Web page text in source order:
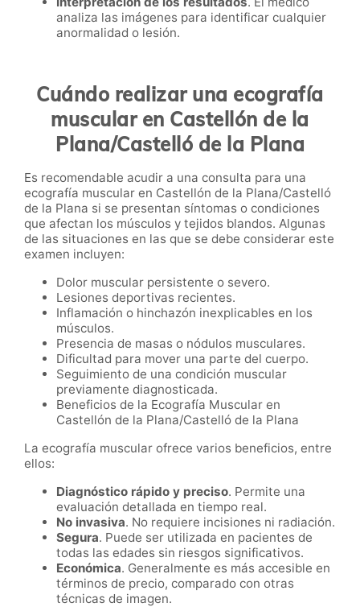
analiza las imágenes para identificar cualquier
anormalidad o lesión.
Cuándo realizar una ecografía
muscular en Castellón de la
Plana/Castelló de la Plana
Es recomendable acudir a una consulta para una
ecografía muscular en Castellón de la Plana/Castelló
de la Plana si se presentan síntomas o condiciones
que afectan los músculos y tejidos blandos. Algunas
de las situaciones en las que se debe considerar este
examen incluyen:
Dolor muscular persistente o severo.
Lesiones deportivas recientes.
Inflamación o hinchazón inexplicables en los
músculos.
Presencia de masas o nódulos musculares.
Dificultad para mover una parte del cuerpo.
Seguimiento de una condición muscular
previamente diagnosticada.
Beneficios de la Ecografía Muscular en
Castellón de la Plana/Castelló de la Plana
La ecografía muscular ofrece varios beneficios, entre
ellos:
Diagnóstico rápido y preciso. Permite una
evaluación detallada en tiempo real.
No invasiva. No requiere incisiones ni radiación.
Segura. Puede ser utilizada en pacientes de
todas las edades sin riesgos significativos.
Económica. Generalmente es más accesible en
términos de precio, comparado con otras
técnicas de imagen.